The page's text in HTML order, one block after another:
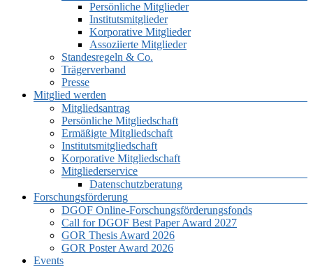
Persönliche Mitglieder
Institutsmitglieder
Korporative Mitglieder
Assoziierte Mitglieder
Standesregeln & Co.
Trägerverband
Presse
Mitglied werden
Mitgliedsantrag
Persönliche Mitgliedschaft
Ermäßigte Mitgliedschaft
Institutsmitgliedschaft
Korporative Mitgliedschaft
Mitgliederservice
Datenschutzberatung
Forschungsförderung
DGOF Online-Forschungsförderungsfonds
Call for DGOF Best Paper Award 2027
GOR Thesis Award 2026
GOR Poster Award 2026
Events